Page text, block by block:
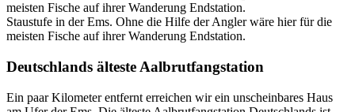
Staustufe in der Ems. Ohne die Hilfe der Angler wäre hier für die
meisten Fische auf ihrer Wanderung Endstation.
Deutschlands älteste Aalbrutfangstation
Ein paar Kilometer entfernt erreichen wir ein unscheinbares Haus